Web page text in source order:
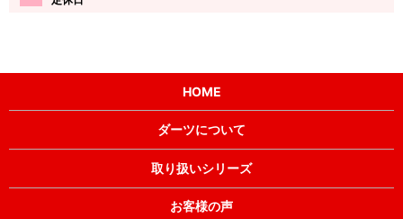
HOME
ダーツについて
取り扱いシリーズ
お客様の声